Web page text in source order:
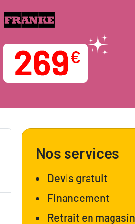
Nos services
Devis gratuit
Financement
Retrait en magasin